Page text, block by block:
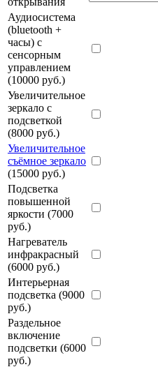
Аудиосистема
(bluetooth +
часы) с
сенсорным
управлением
(10000 руб.)
Увеличительное
зеркало с
подсветкой
(8000 руб.)
Увеличительное
съёмное зеркало
(15000 руб.)
Подсветка
повышенной
яркости (7000
руб.)
Нагреватель
инфракрасный
(6000 руб.)
Интерьерная
подсветка (9000
руб.)
Раздельное
включение
подсветки (6000
руб.)